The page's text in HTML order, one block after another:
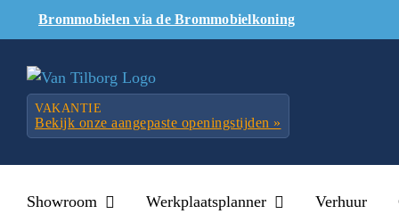
Brommobielen via de Brommobielkoning
VAKANTIE
Bekijk onze aangepaste openingstijden »
Showroom Werkplaatsplanner Verhuur